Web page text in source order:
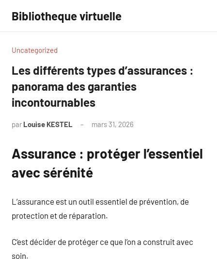
contenu
Bibliotheque virtuelle
Uncategorized
Les différents types d’assurances :
panorama des garanties
incontournables
par Louise KESTEL mars 31, 2026
Assurance : protéger l’essentiel
avec sérénité
L’assurance est un outil essentiel de prévention, de
protection et de réparation.
C’est décider de protéger ce que l’on a construit avec
soin.